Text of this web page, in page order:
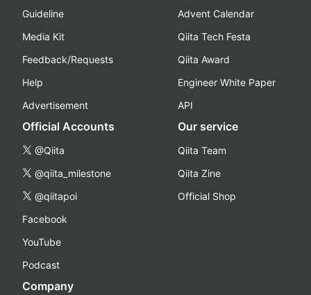
Guideline
Media Kit
Feedback/Requests
Help
Advertisement
Advent Calendar
Qiita Tech Festa
Qiita Award
Engineer White Paper
API
Official Accounts
@Qiita
@qiita_milestone
@qiitapoi
Facebook
YouTube
Podcast
Our service
Qiita Team
Qiita Zine
Official Shop
Company